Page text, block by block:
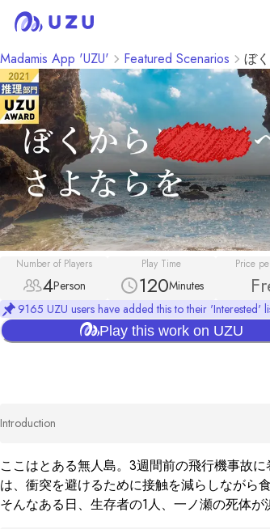
Madamis App 'UZU' Featured Scenarios ぼ
Number of Players
4Person
Play Time
120Minutes
Price
9165 UZU users have added this to their 'Interested'
Play this work on UZU
Introduction
ここはとある無人島。3週間前の飛行機事故
は、衝突を避けるために接触を減らしながら
そんなある日、生存者の1人、一ノ瀬の死体が